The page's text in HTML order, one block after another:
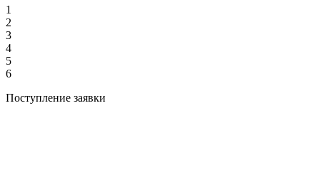
1
2
3
4
5
6
Поступление заявки